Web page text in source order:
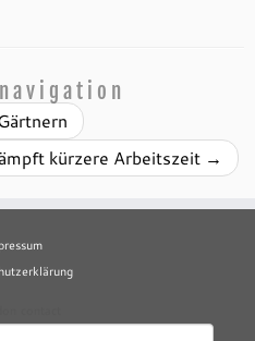
kürzere Arbeitszeit →